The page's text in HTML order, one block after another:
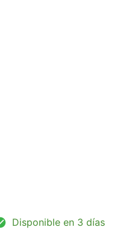
Disponible en 3 días